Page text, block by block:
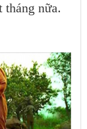
tháng nữa.